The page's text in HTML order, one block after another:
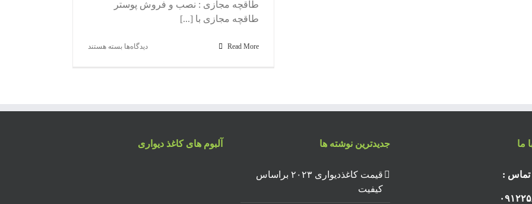
طاقچه مجازی : نصب و فروش پوستر
طاقچه مجازی با [...]
Read More دیدگاه‌ها برای
فروش
بسته هستند
ما
تماس :
جدیدترین نوشته ها
قیمت کاغذدیواری ۲۰۲۳ براساس
کیفیت
آلبوم های کاغذ دیواری